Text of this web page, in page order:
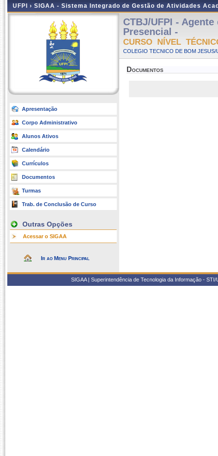
UFPI › SIGAA - Sistema Integrado de Gestão de Atividades
Apresentação
Corpo Administrativo
Alunos Ativos
Calendário
Currículos
Documentos
Turmas
Trab. de Conclusão de Curso
Outras Opções
Acessar o SIGAA
Ir ao Menu Principal
CTBJ/UFPI -
Presencial -
CURSO NÍVEL
COLEGIO TECNICO DE BOM JESUS/
Documentos
SIGAA | Superintendência de Tecnologia da Informação -